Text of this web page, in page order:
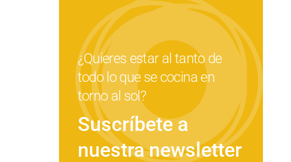
¿Quieres estar al tanto de
todo lo que se cocina en
torno al sol?
Suscríbete a
nuestra newsletter